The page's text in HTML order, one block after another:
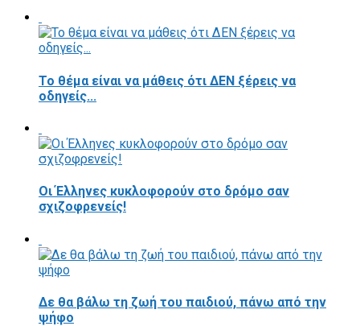
Το θέμα είναι να μάθεις ότι ΔΕΝ ξέρεις να
οδηγείς...
Οι Έλληνες κυκλοφορούν στο δρόμο σαν
σχιζοφρενείς!
Δε θα βάλω τη ζωή του παιδιού, πάνω από την
ψήφο